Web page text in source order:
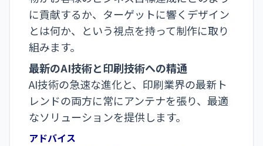
に貢献するか、ターゲットに響くデザイン
とは何か、という視点を持って制作に取り
組みます。
最新のAI技術と印刷技術への精通
AI技術の急速な進化と、印刷業界の最新ト
レンドの両方に常にアンテナを張り、最適
なソリューションを提供します。
アドバイス